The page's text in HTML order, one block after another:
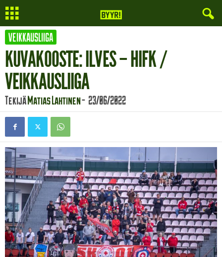
VEIKKAUSLIIGA
KUVAKOOSTE: ILVES – HIFK /
VEIKKAUSLIIGA
TekijäMatias Lahtinen- 23/06/2022